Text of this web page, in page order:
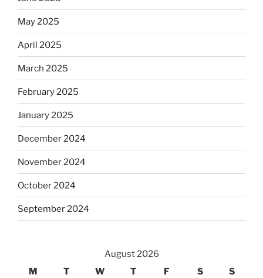
May 2025
April 2025
March 2025
February 2025
January 2025
December 2024
November 2024
October 2024
September 2024
August 2026
M
T W T F S S